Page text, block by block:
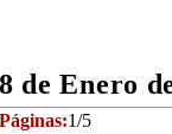
de Enero
1/5